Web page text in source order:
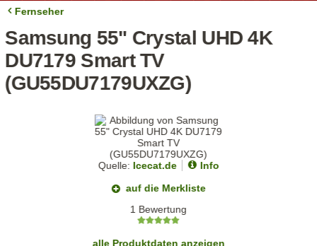
Fernseher
Samsung 55" Crystal UHD 4K
DU7179 Smart TV
(GU55DU7179UXZG)
Quelle: Icecat.de
Info
auf die Merkliste
1 Bewertung
alle Produktdaten anzeigen